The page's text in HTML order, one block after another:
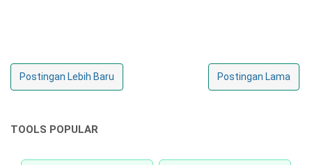
Postingan Lebih Baru Postingan Lama
TOOLS POPULAR